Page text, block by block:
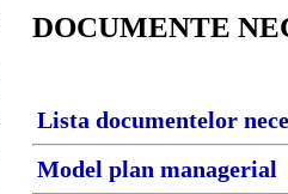
DOCUMENTE
Lista documentelor
Model plan managerial